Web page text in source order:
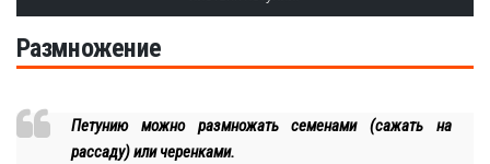
Размножение
Петунию можно размножать семенами (сажать на
рассаду) или черенками.